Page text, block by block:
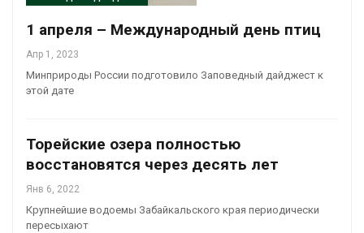
1 апреля – Международный день птиц
Апр 1, 2023
Минприроды России подготовило Заповедный дайджест к
этой дате
Торейские озера полностью
восстановятся через десять лет
Янв 6, 2022
Крупнейшие водоемы Забайкальского края периодически
пересыхают